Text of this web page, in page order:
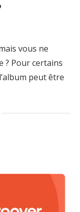
vous ne
? Pour certains
peut être